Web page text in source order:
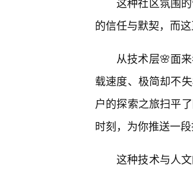
的信任与默契，而
从技术层🌸面
载速度、极简却不
户的探索之旅扫平
时刻，为你推送一
这种技术与人